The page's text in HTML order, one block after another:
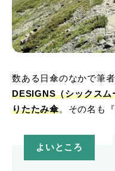
数ある日傘のなかで筆
DESIGNS（シックス
りたたみ傘。その名も
よいところ